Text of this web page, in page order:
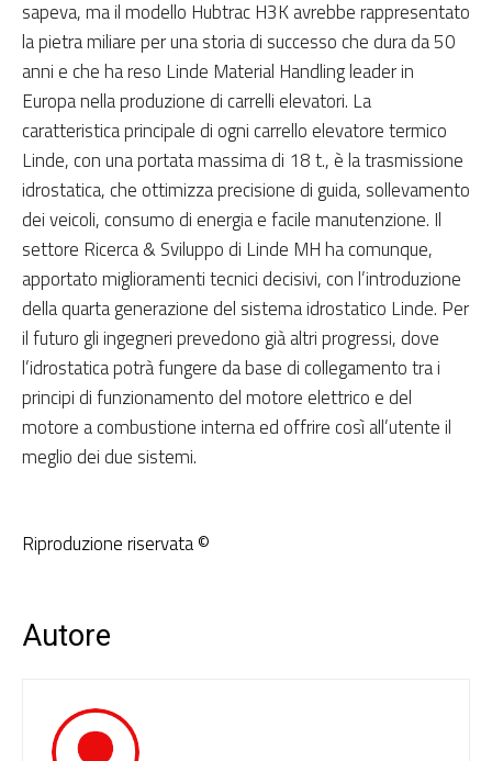
sapeva, ma il modello Hubtrac H3K avrebbe rappresentato
la pietra miliare per una storia di successo che dura da 50
anni e che ha reso Linde Material Handling leader in
Europa nella produzione di carrelli elevatori. La
caratteristica principale di ogni carrello elevatore termico
Linde, con una portata massima di 18 t., è la trasmissione
idrostatica, che ottimizza precisione di guida, sollevamento
dei veicoli, consumo di energia e facile manutenzione. Il
settore Ricerca & Sviluppo di Linde MH ha comunque,
apportato miglioramenti tecnici decisivi, con l’introduzione
della quarta generazione del sistema idrostatico Linde. Per
il futuro gli ingegneri prevedono già altri progressi, dove
l’idrostatica potrà fungere da base di collegamento tra i
principi di funzionamento del motore elettrico e del
motore a combustione interna ed offrire così all’utente il
meglio dei due sistemi.
Riproduzione riservata ©
Autore